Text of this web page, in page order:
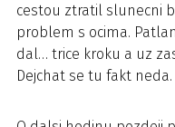
cestou ztratil slunecni
problem s ocima.
dal… trice kroku a uz
Dejchat se tu fakt neda.